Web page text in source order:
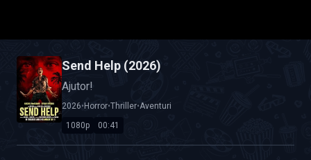
Send Help (2026)
Ajutor!
2026• Horror•Thriller•Aventuri
1080p
Calitate Video: HD 1080p
00:41
Durată: 00:41